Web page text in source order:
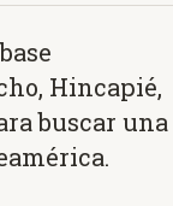
Hincapié,
buscar una